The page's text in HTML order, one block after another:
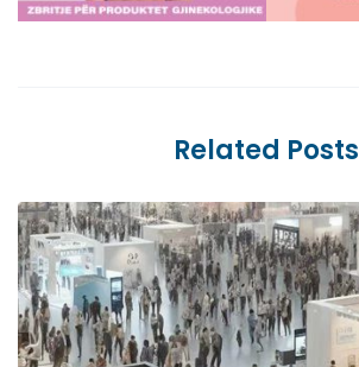
Related Posts